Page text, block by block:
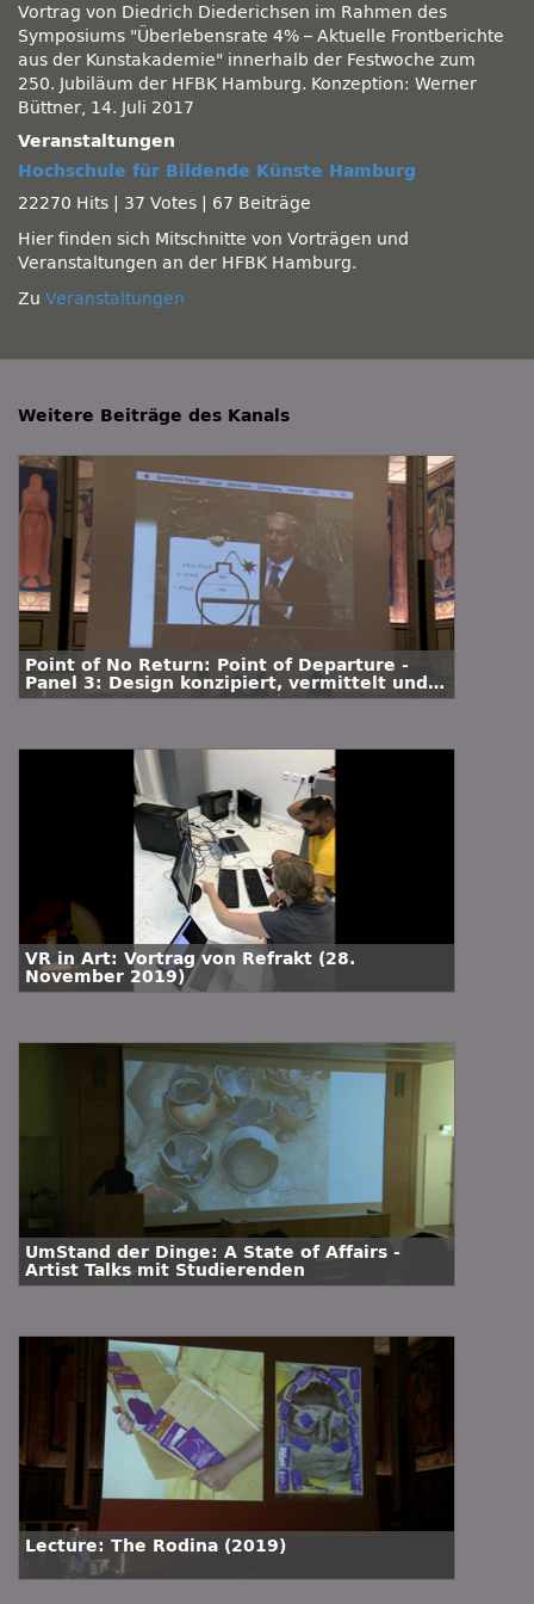
Vortrag von Diedrich Diederichsen im Rahmen des
Symposiums
Überlebensrate 4% – Aktuelle Frontberichte
aus der Kunstakademie
innerhalb der Festwoche zum
250. Jubiläum der HFBK Hamburg. Konzeption: Werner
Büttner, 14. Juli 2017
Veranstaltungen
Hochschule für Bildende Künste Hamburg
22270 Hits
37 Votes
67 Beiträge
Hier finden sich Mitschnitte von Vorträgen und
Veranstaltungen an der HFBK Hamburg.
Zu Veranstaltungen
Weitere Beiträge des Kanals
Point of No Return: Point of Departure -
Panel 3: Design konzipiert, vermittelt und
ermächtigt
VR in Art: Vortrag von Refrakt (28.
November 2019)
UmStand der Dinge: A State of Affairs -
Artist Talks mit Studierenden
Lecture: The Rodina (2019)